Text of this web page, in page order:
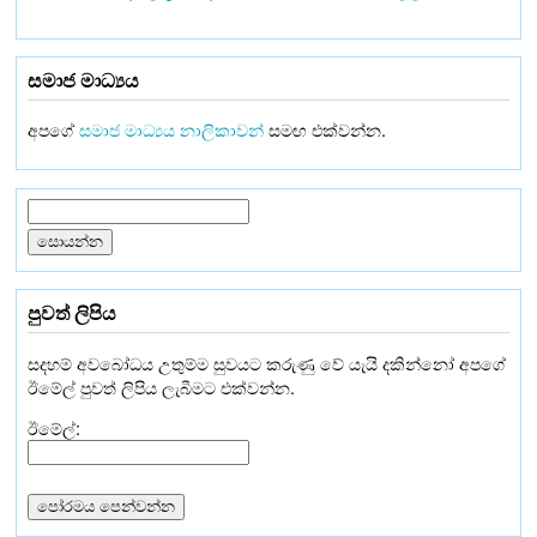
සමාජ මාධ්‍යය
අපගේසමාජ මාධ්‍යය නාලිකාවන්සමඟ එක්වන්න.
පුවත් ලිපිය
සදහම් අවබෝධය උතුම්ම සුවයට කරුණු වේ යැයි දකින්නෝ අපගේ
ඊමේල් පුවත් ලිපිය ලැබීමට එක්වන්න.
ඊමේල්: